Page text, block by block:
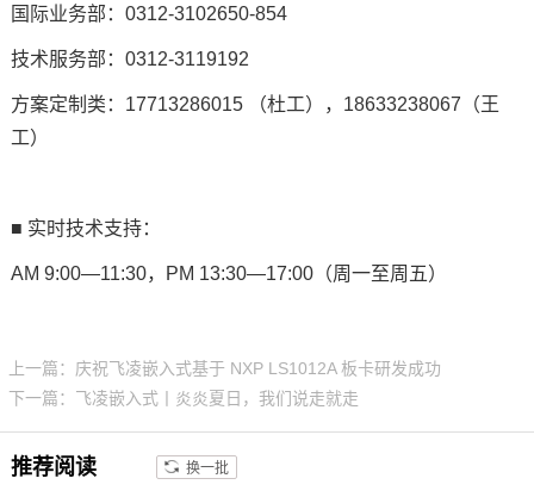
国际业务部：0312-3102650-854
技术服务部：0312-3119192
方案定制 类：17713286015 （杜工），18633238067（王
工）
■ 实时技术支持：
AM 9:00—11:30，PM 13:30—17:00（周一至周五）
上一篇：庆祝飞凌嵌入式基于 NXP LS1012A 板卡研发成功
下一篇：飞凌嵌入式丨炎炎夏日，我们说走就走
推荐阅读 换一批